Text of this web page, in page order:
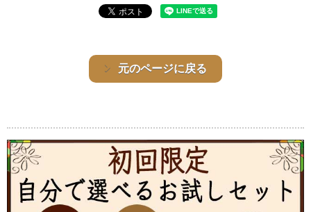
元のページに戻る